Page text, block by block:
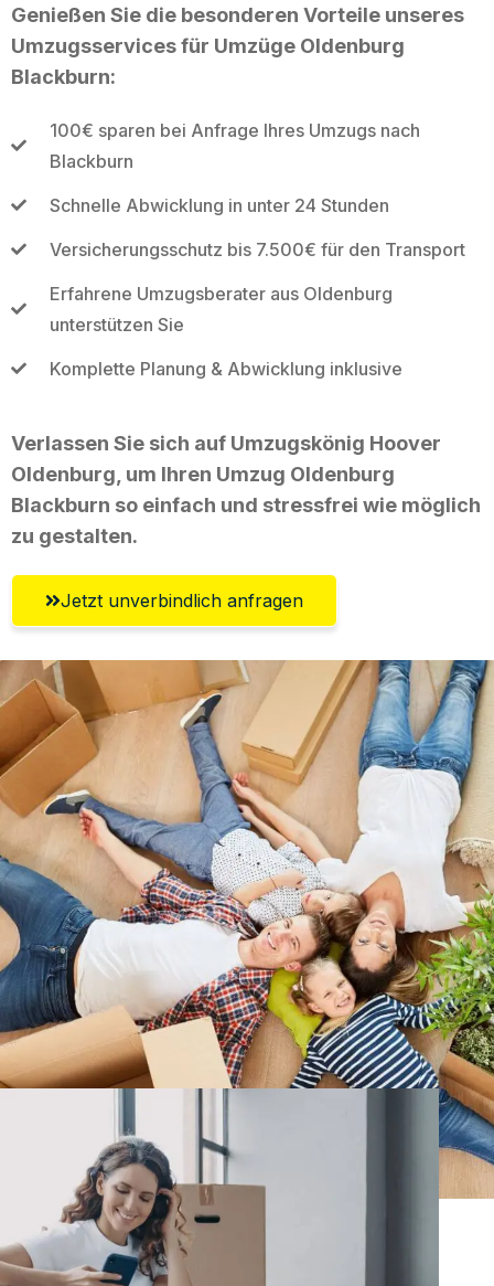
Genießen Sie die besonderen Vorteile unseres
Umzugsservices für Umzüge Oldenburg
Blackburn:
100€ sparen bei Anfrage Ihres Umzugs nach
Blackburn
Schnelle Abwicklung in unter 24 Stunden
Versicherungsschutz bis 7.500€ für den Transport
Erfahrene Umzugsberater aus Oldenburg
unterstützen Sie
Komplette Planung & Abwicklung inklusive
Verlassen Sie sich auf Umzugskönig Hoover
Oldenburg, um Ihren Umzug Oldenburg
Blackburn so einfach und stressfrei wie möglich
zu gestalten.
Jetzt unverbindlich anfragen